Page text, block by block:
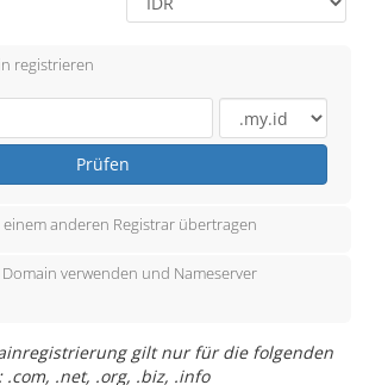
registrieren
Prüfen
anderen Registrar übertragen
verwenden und Nameserver
gilt nur für die folgenden
.net, .org, .biz, .info